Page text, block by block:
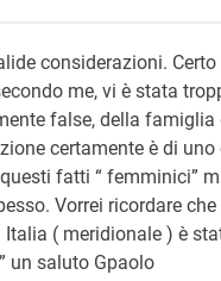
considerazioni. Certo
me, vi è stata
false, della famiglia
certamente è di
fatti “ femminici”
Vorrei ricordare
Italia ( meridionale ) è
un saluto Gpaolo